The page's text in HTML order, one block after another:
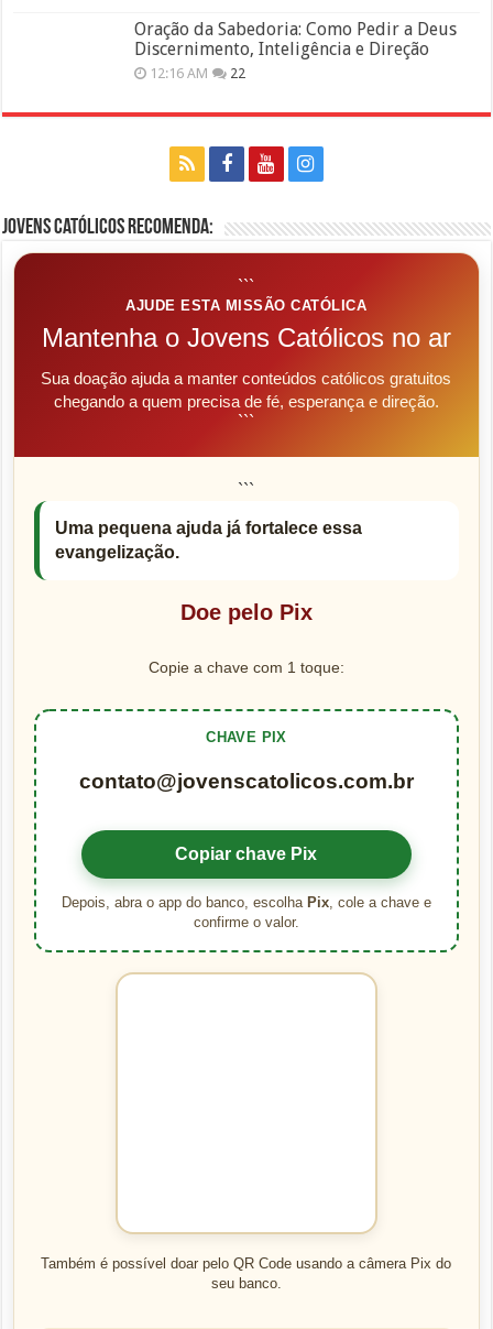
Oração da Sabedoria: Como Pedir a Deus
Discernimento, Inteligência e Direção
12:16 AM 22
Jovens Católicos Recomenda:
```
AJUDE ESTA MISSÃO CATÓLICA
Mantenha o Jovens Católicos no ar
Sua doação ajuda a manter conteúdos católicos gratuitos
chegando a quem precisa de fé, esperança e direção.
```
```
Uma pequena ajuda já fortalece essa
evangelização.
Doe pelo Pix
Copie a chave com 1 toque:
CHAVE PIX
contato@jovenscatolicos.com.br
Copiar chave Pix
Depois, abra o app do banco, escolha Pix, cole a chave e
confirme o valor.
Também é possível doar pelo QR Code usando a câmera Pix do
seu banco.